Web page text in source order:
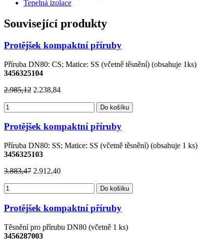
Tepelná izolace
Související produkty
Protějšek kompaktní příruby
Příruba DN80: CS; Matice: SS (včetně těsnění) (obsahuje 1ks)
3456325104
2.985,12 2.238,84
Do košíku
Protějšek kompaktní příruby
Příruba DN80: SS; Matice: SS (včetně těsnění) (obsahuje 1 ks)
3456325103
3.883,47 2.912,40
Do košíku
Protějšek kompaktní příruby
Těsnění pro přírubu DN80 (včetně 1 ks)
3456287003